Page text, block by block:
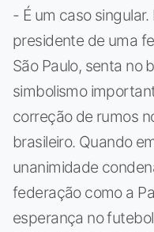
- É um caso
presidente de uma
São Paulo, senta no
simbolismo
correção de rumos
brasileiro. Quando
unanimidade
federação como a
esperança no